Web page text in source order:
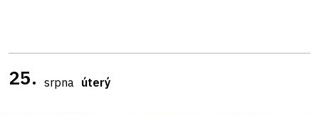
25. srpna úterý